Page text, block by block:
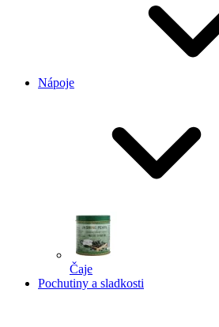
Nápoje
Čaje
Pochutiny a sladkosti